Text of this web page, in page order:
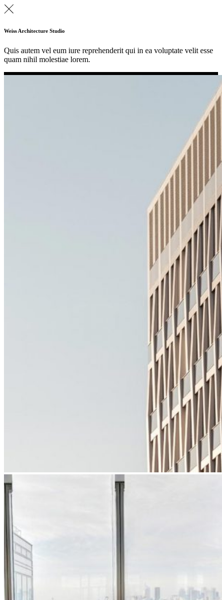
Weiss Architecture Studio
Quis autem vel eum iure reprehenderit qui in ea voluptate velit esse
quam nihil molestiae lorem.